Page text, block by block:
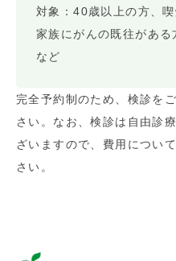
対象：40歳以上の方、
家族にがんの既往があ
など
完全予約制のため、検診を
さい。なお、検診は自由診
ざいますので、費用につい
さい。